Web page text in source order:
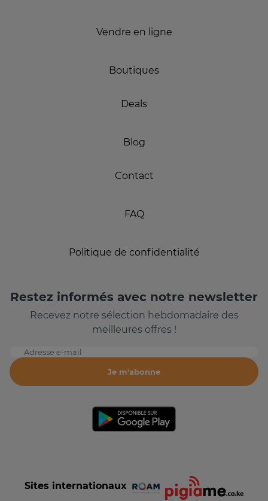
Vendre en ligne
Boutiques
Deals
Blog
Contact
FAQ
Politique de confidentialité
Restez informés avec notre newsletter
Recevez notre sélection hebdomadaire des
meilleures offres !
Adresse e-mail
Je m'abonne
Sites internationaux